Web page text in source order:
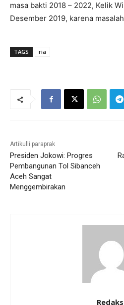
masa bakti 2018 – 2022, Kelik
Desember 2019, karena
TAGS ria
Artikulli paraprak
Presiden Jokowi: Progres
Pembangunan Tol Sibanceh
Aceh Sangat
Menggembirakan